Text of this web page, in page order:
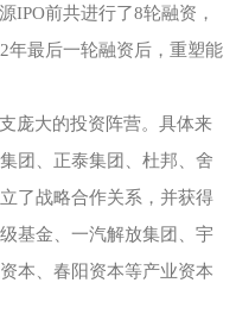
IPO前共进行了8轮融资，
年最后一轮融资后，重塑能
庞大的投资阵营。具体来
团、正泰集团、杜邦、舍
了战略合作关系，并获得
基金、一汽解放集团、宇
本、春阳资本等产业资本